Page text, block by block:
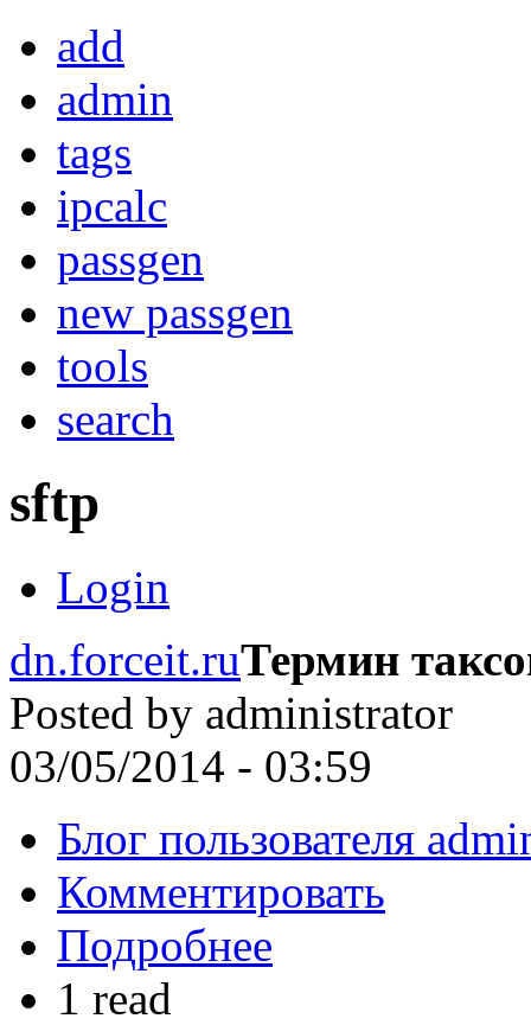
add
admin
tags
ipcalc
passgen
new passgen
tools
search
sftp
Login
dn.forceit.ruТермин
Posted by administrator
03/05/2014 - 03:59
Блог пользователя
Комментировать
Подробнее
1 read